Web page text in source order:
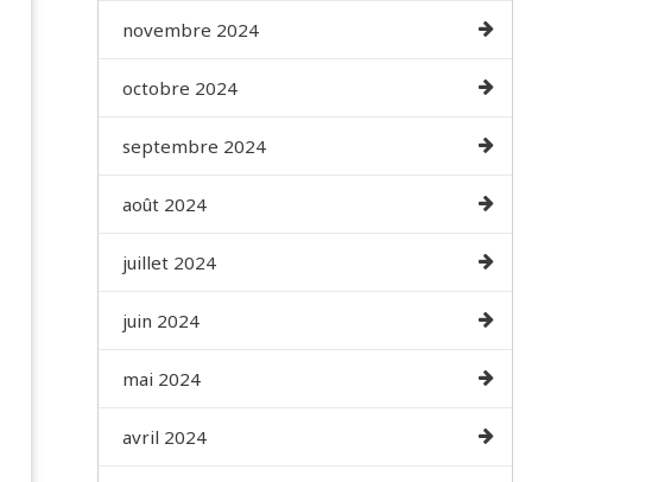
novembre 2024
octobre 2024
septembre 2024
août 2024
juillet 2024
juin 2024
mai 2024
avril 2024